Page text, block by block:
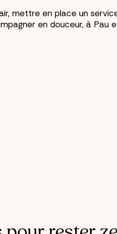
mettre en place un
en douceur, à Pau